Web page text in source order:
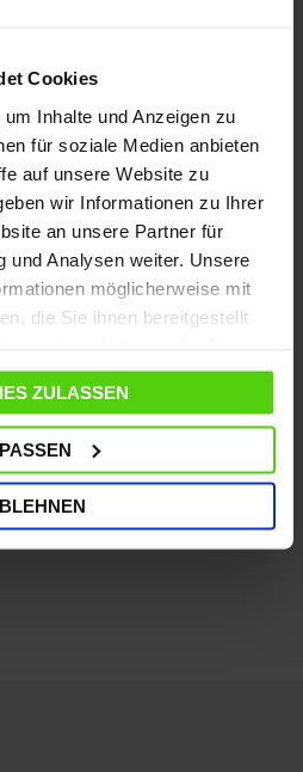
Cookies
Inhalte und Anzeigen zu
für soziale Medien anbieten
auf unsere Website zu
wir Informationen zu Ihrer
an unsere Partner für
und Analysen weiter. Unsere
möglicherweise mit
die Sie ihnen bereitgestellt
ZULASSEN
Seite Kundendienst
August läuft er wieder wie